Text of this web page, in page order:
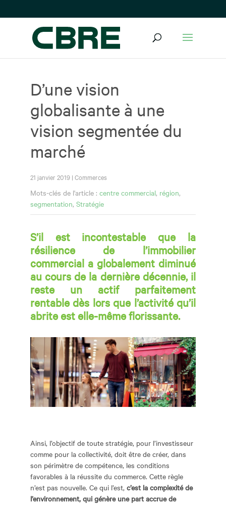
D’une vision
globalisante à une
vision segmentée du
marché
21 janvier 2019| Commerces
Mots-clés de l'article : centre commercial, région,
segmentation, Stratégie
S’il est incontestable que la
résilience de l’immobilier
commercial a globalement diminué
au cours de la dernière décennie, il
reste un actif parfaitement
rentable dès lors que l’activité qu’il
abrite est elle-même florissante.
Ainsi, l’objectif de toute stratégie, pour l’investisseur
comme pour la collectivité, doit être de créer, dans
son périmètre de compétence, les conditions
favorables à la réussite du commerce. Cette règle
n’est pas nouvelle. Ce qui l’est, c’est la complexité de
l’environnement, qui génère une part accrue de